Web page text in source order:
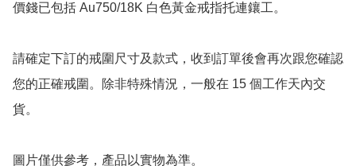
價錢已包括 Au750/18K 白色黃金戒指托連鑲工。
請確定下訂的戒圍尺寸及款式，收到訂單後會再次跟您確認
您的正確戒圍。除非特殊情況，一般在 15 個工作天內交
貨。
圖片僅供參考，產品以實物為準。